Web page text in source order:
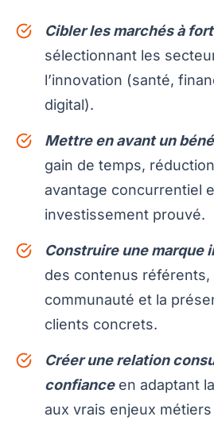
Cibler les marchés à
sélectionnant les
l’innovation (santé,
digital).
Mettre en avant un
gain de temps,
avantage concurrentiel
investissement prouvé.
Construire une marque
des contenus référents,
communauté et la
clients concrets.
Créer une relation
confianceen adaptant
aux vrais enjeux